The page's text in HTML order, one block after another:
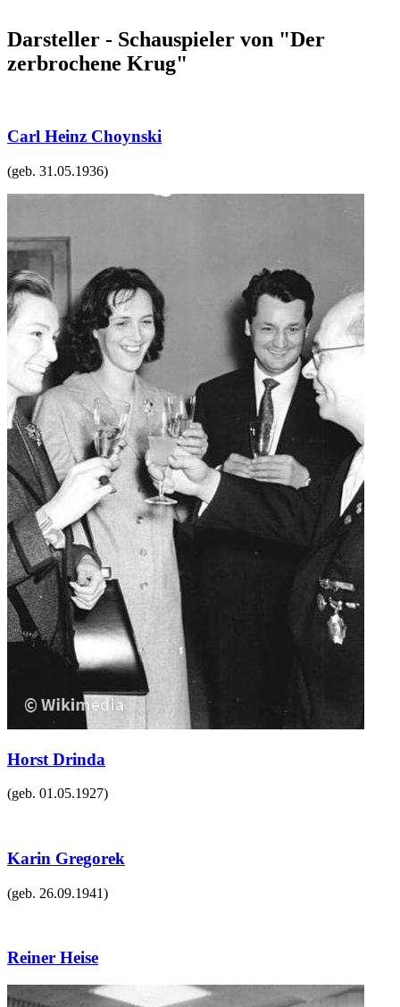
Darsteller - Schauspieler von "Der
zerbrochene Krug"
Carl Heinz Choynski
(geb. 31.05.1936)
Horst Drinda
(geb. 01.05.1927)
Karin Gregorek
(geb. 26.09.1941)
Reiner Heise